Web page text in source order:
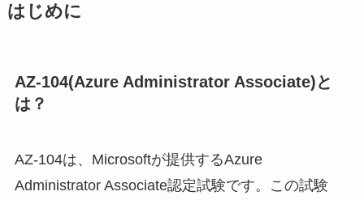
はじめに
AZ-104(Azure Administrator Associate)と
は？
AZ-104は、Microsoftが提供するAzure
Administrator Associate認定試験です。この試験